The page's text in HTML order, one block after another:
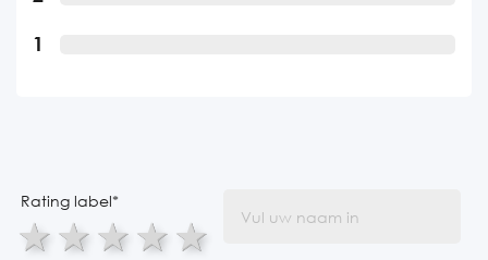
1
Rating label*
5 stars
4 stars
3 stars
2 stars
1 star